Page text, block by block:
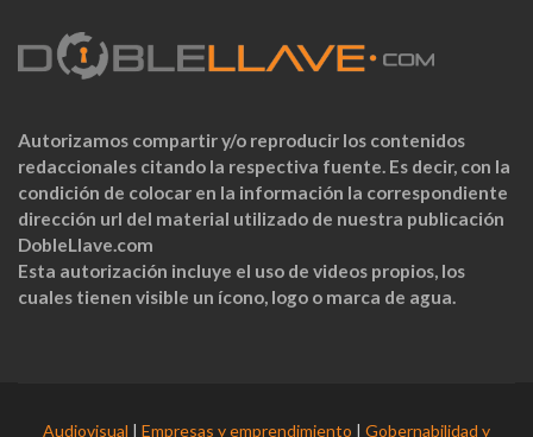
Autorizamos compartir y/o reproducir los contenidos
redaccionales citando la respectiva fuente. Es decir, con la
condición de colocar en la información la correspondiente
dirección url del material utilizado de nuestra publicación
DobleLlave.com
Esta autorización incluye el uso de videos propios, los
cuales tienen visible un ícono, logo o marca de agua.
Audiovisual | Empresas y emprendimiento | Gobernabilidad y